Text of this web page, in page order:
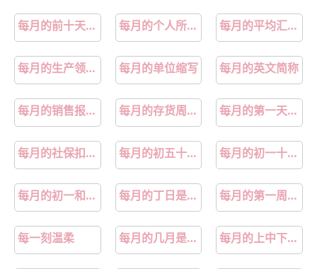
每月的前十天叫什么 每月的个人所得税怎么算 每月的平均汇率怎么计算
每月的生产领料怎么算出来 每月的单位缩写 每月的英文简称
每月的销售报表怎么做 每月的存货周转天数怎么计算 每月的第一天怎么用函数公式表示
每月的社保扣缴算不算在利润表里 每月的初五十四二十三有什么禁忌 每月的初一十五的规矩和忌讳
每月的初一和十五有什么说法 每月的丁日是哪一天 每月的第一周的周三消防安全检查日
每一刻温柔 每月的几月是全国假币货币宣传月 每月的上中下旬怎么分